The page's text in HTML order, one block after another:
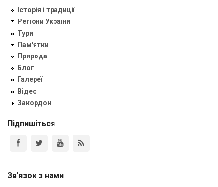
Історія і традиції
Регіони України
Тури
Пам'ятки
Природа
Блог
Галереї
Відео
Закордон
Підпишіться
Зв'язок з нами